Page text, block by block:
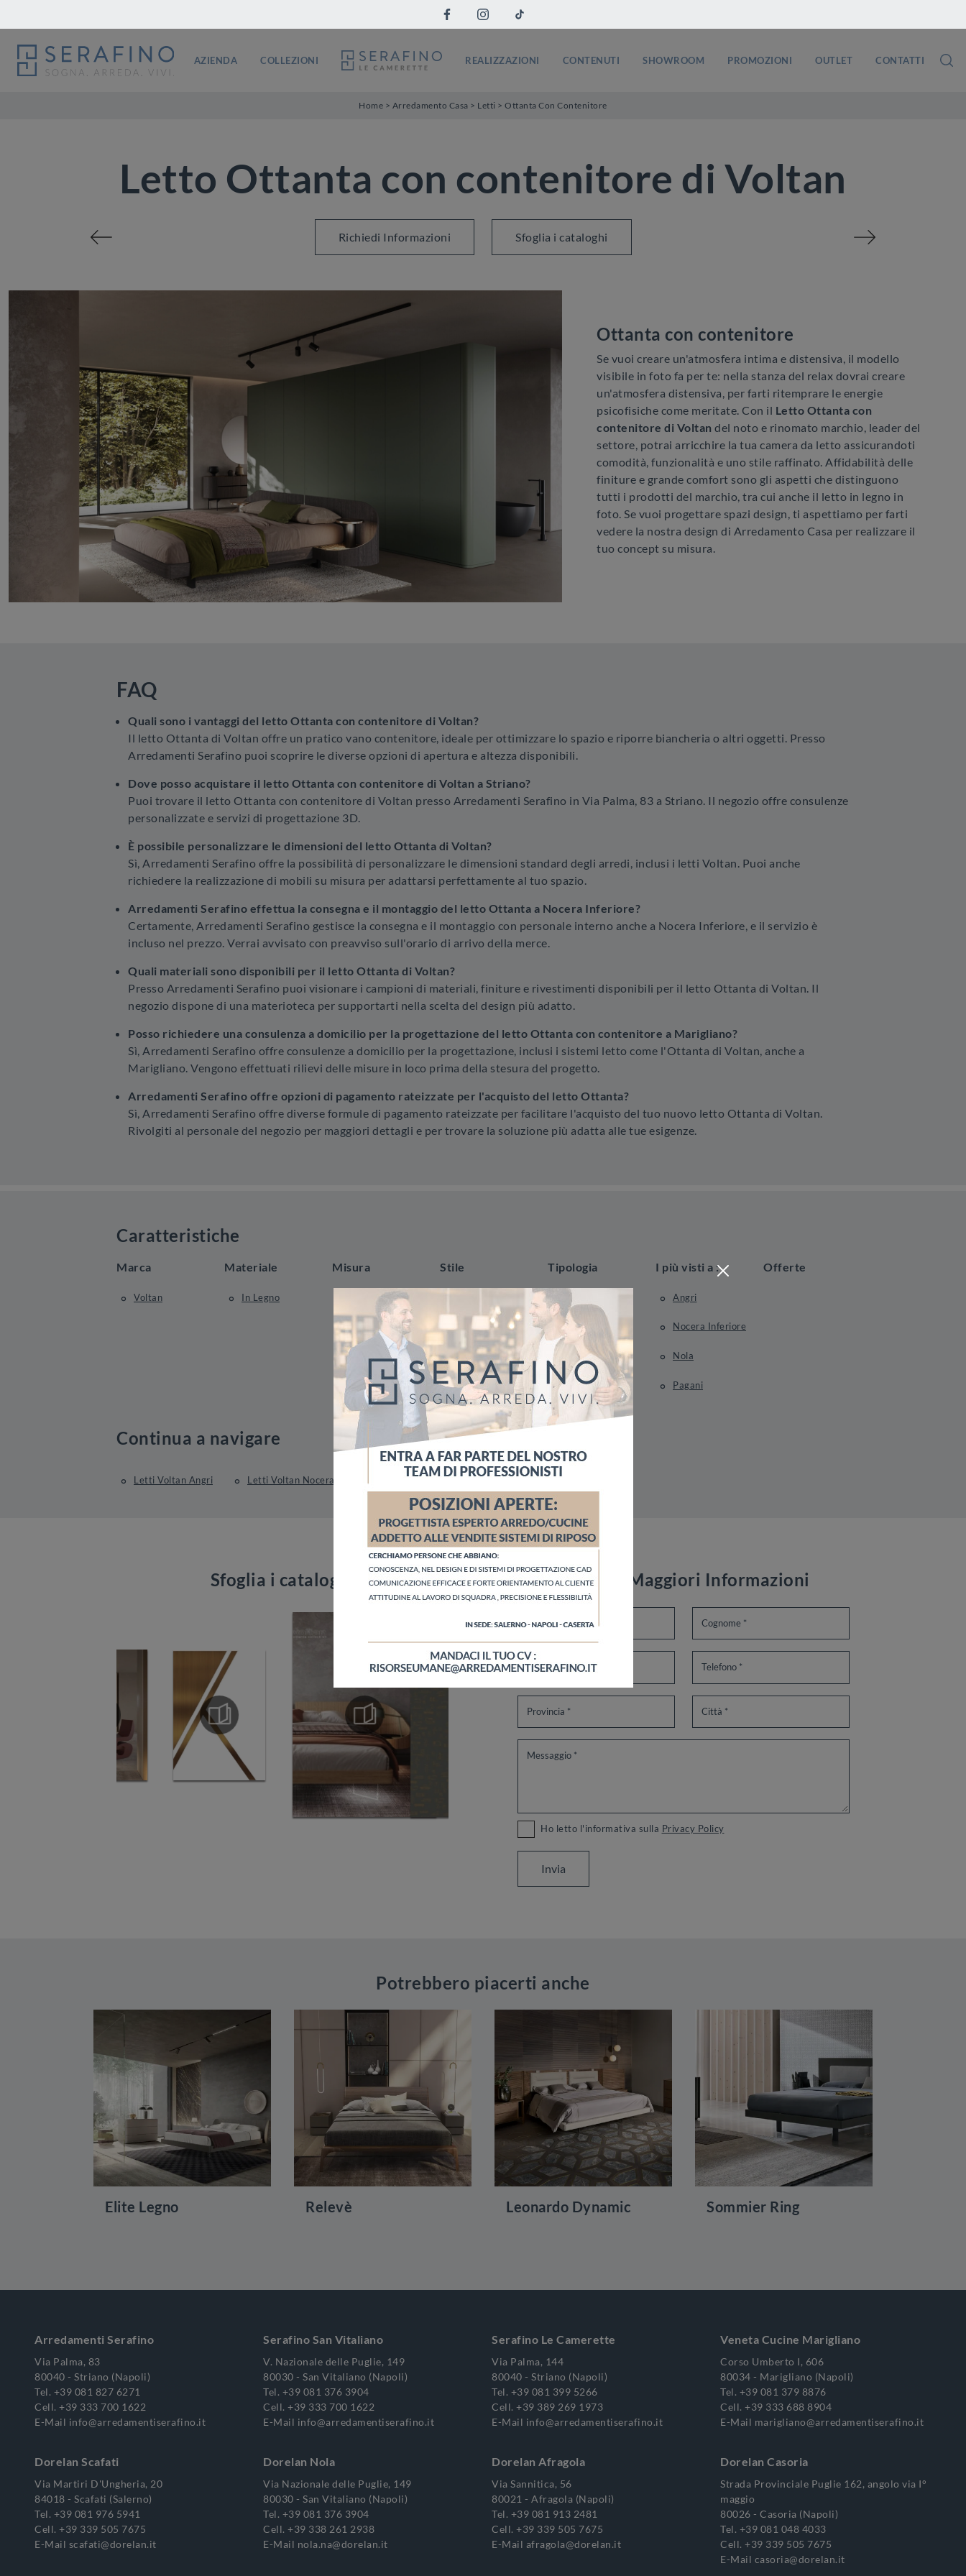
AZIENDA COLLEZIONI REALIZZAZIONI CONTENUTI SHOWROOM PROMOZIONI OUTLET CONTATTI
Home > Arredamento Casa > Letti >Ottanta Con Contenitore
Letto Ottanta con contenitore di Voltan
Richiedi Informazioni Sfoglia i cataloghi
Ottanta con contenitore
Se vuoi creare un'atmosfera intima e distensiva, il modello
visibile in foto fa per te: nella stanza del relax dovrai creare
un'atmosfera distensiva, per farti ritemprare le energie
psicofisiche come meritate. Con il Letto Ottanta con
contenitore di Voltan del noto e rinomato marchio, leader del
settore, potrai arricchire la tua camera da letto assicurandoti
comodità, funzionalità e uno stile raffinato. Affidabilità delle
finiture e grande comfort sono gli aspetti che distinguono
tutti i prodotti del marchio, tra cui anche il letto in legno in
foto. Se vuoi progettare spazi design, ti aspettiamo per farti
vedere la nostra design di Arredamento Casa per realizzare il
tuo concept su misura.
FAQ
Quali sono i vantaggi del letto Ottanta con contenitore di Voltan?
Il letto Ottanta di Voltan offre un pratico vano contenitore, ideale per ottimizzare lo spazio e riporre biancheria o altri oggetti. Presso
Arredamenti Serafino puoi scoprire le diverse opzioni di apertura e altezza disponibili.
Dove posso acquistare il letto Ottanta con contenitore di Voltan a Striano?
Puoi trovare il letto Ottanta con contenitore di Voltan presso Arredamenti Serafino in Via Palma, 83 a Striano. Il negozio offre consulenze
personalizzate e servizi di progettazione 3D.
È possibile personalizzare le dimensioni del letto Ottanta di Voltan?
Sì, Arredamenti Serafino offre la possibilità di personalizzare le dimensioni standard degli arredi, inclusi i letti Voltan. Puoi anche
richiedere la realizzazione di mobili su misura per adattarsi perfettamente al tuo spazio.
Arredamenti Serafino effettua la consegna e il montaggio del letto Ottanta a Nocera Inferiore?
Certamente, Arredamenti Serafino gestisce la consegna e il montaggio con personale interno anche a Nocera Inferiore, e il servizio è
incluso nel prezzo. Verrai avvisato con preavviso sull'orario di arrivo della merce.
Quali materiali sono disponibili per il letto Ottanta di Voltan?
Presso Arredamenti Serafino puoi visionare i campioni di materiali, finiture e rivestimenti disponibili per il letto Ottanta di Voltan. Il
negozio dispone di una materioteca per supportarti nella scelta del design più adatto.
Posso richiedere una consulenza a domicilio per la progettazione del letto Ottanta con contenitore a Marigliano?
Sì, Arredamenti Serafino offre consulenze a domicilio per la progettazione, inclusi i sistemi letto come l'Ottanta di Voltan, anche a
Marigliano. Vengono effettuati rilievi delle misure in loco prima della stesura del progetto.
Arredamenti Serafino offre opzioni di pagamento rateizzate per l'acquisto del letto Ottanta?
Sì, Arredamenti Serafino offre diverse formule di pagamento rateizzate per facilitare l'acquisto del tuo nuovo letto Ottanta di Voltan.
Rivolgiti al personale del negozio per maggiori dettagli e per trovare la soluzione più adatta alle tue esigenze.
Caratteristiche
Marca
Voltan
Materiale
In Legno
Misura
Matrimoniali
Stile Tipologia
Contenitore
I più visti a :
Angri
Nocera Inferiore
Nola
Pagani
Offerte
Continua a navigare
Letti Voltan Angri Letti Voltan Nocera Inferiore Letti Voltan Nola Letti Voltan Pagani
Sfoglia i cataloghi Richiedi Maggiori Informazioni
Ho letto l'informativa sulla Privacy Policy
Invia
Potrebbero piacerti anche
Elite Legno Relevè Leonardo Dynamic Sommier Ring
Arredamenti Serafino
Via Palma, 83
80040 - Striano (Napoli)
Tel. +39 081 827 6271
Cell. +39 333 700 1622
E-Mail info@arredamentiserafino.it
Serafino San Vitaliano
V. Nazionale delle Puglie, 149
80030 - San Vitaliano (Napoli)
Tel. +39 081 376 3904
Cell. +39 333 700 1622
E-Mail info@arredamentiserafino.it
Serafino Le Camerette
Via Palma, 144
80040 - Striano (Napoli)
Tel. +39 081 399 5266
Cell. +39 389 269 1973
E-Mail info@arredamentiserafino.it
Veneta Cucine Marigliano
Corso Umberto I, 606
80034 - Marigliano (Napoli)
Tel. +39 081 379 8876
Cell. +39 333 688 8904
E-Mail marigliano@arredamentiserafino.it
Dorelan Scafati
Via Martiri D'Ungheria, 20
84018 - Scafati (Salerno)
Tel. +39 081 976 5941
Cell. +39 339 505 7675
E-Mail scafati@dorelan.it
Dorelan Nola
Via Nazionale delle Puglie, 149
80030 - San Vitaliano (Napoli)
Tel. +39 081 376 3904
Cell. +39 338 261 2938
E-Mail nola.na@dorelan.it
Dorelan Afragola
Via Sannitica, 56
80021 - Afragola (Napoli)
Tel. +39 081 913 2481
Cell. +39 339 505 7675
E-Mail afragola@dorelan.it
Dorelan Casoria
Strada Provinciale Puglie 162, angolo via I°
maggio
80026 - Casoria (Napoli)
Tel. +39 081 048 4033
Cell. +39 339 505 7675
E-Mail casoria@dorelan.it